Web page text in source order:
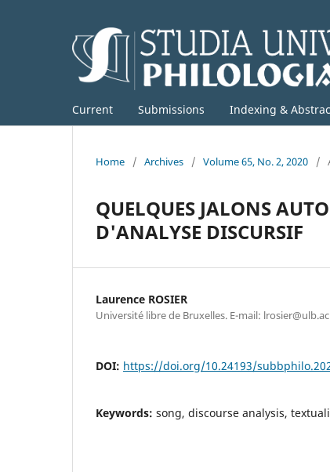
Current Submissions Indexing &
Home / Archives / Volume 65, No. 2, 2020 /
QUELQUES JALONS
D'ANALYSE DISCURSIF
Laurence ROSIER
Université libre de Bruxelles. E-mail:
DOI: https://doi.org/10.24193/
Keywords: song, discourse analysis,